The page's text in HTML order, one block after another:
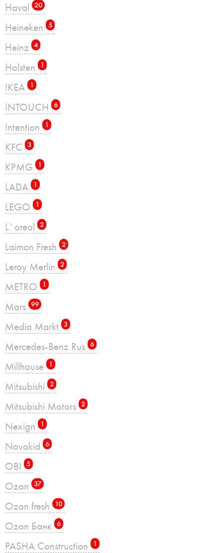
Haval 20
Heineken 5
Heinz 4
Holsten 1
IKEA 1
INTOUCH 6
Intention 1
KFC 3
KPMG 1
LADA 1
LEGO 1
L`oreal 2
Laimon Fresh 2
Leroy Merlin 2
METRO 1
Mars 99
Media Markt 3
Mercedes-Benz Rus 6
Millhouse 1
Mitsubishi 2
Mitsubishi Motors 2
Nexign 1
Novakid 6
OBI 5
Ozon 37
Ozon fresh 10
Ozon Банк 6
PASHA Construction 1